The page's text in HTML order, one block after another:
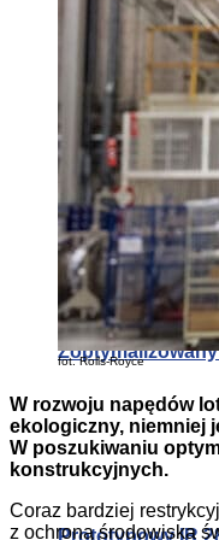
Prototypowy
Alternatywa dla
Prototypowy
fot. Rolls-Royce
W rozwoju napędów
ekologiczny, niemniej
W poszukiwaniu
konstrukcyjnych.
Coraz bardziej
z ochroną środowiska